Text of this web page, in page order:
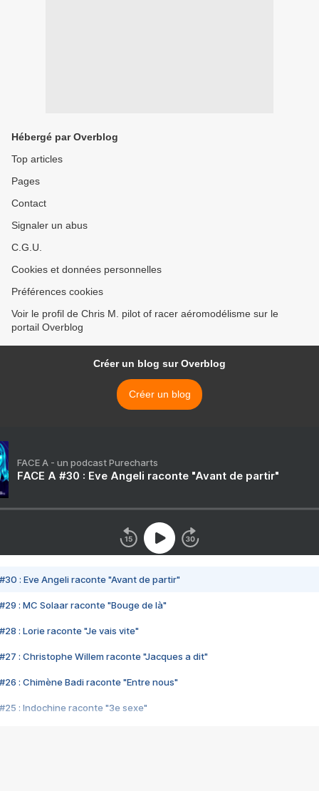
Hébergé par Overblog
Top articles
Pages
Contact
Signaler un abus
C.G.U.
Cookies et données personnelles
Préférences cookies
Voir le profil de Chris M. pilot of racer aéromodélisme sur le
portail Overblog
Créer un blog sur Overblog
Créer un blog
FACE A - un podcast Purecharts
FACE A #30 : Eve Angeli raconte "Avant de partir"
#30 : Eve Angeli raconte "Avant de partir"
#29 : MC Solaar raconte "Bouge de là"
#28 : Lorie raconte "Je vais vite"
#27 : Christophe Willem raconte "Jacques a dit"
#26 : Chimène Badi raconte "Entre nous"
#25 : Indochine raconte "3e sexe"